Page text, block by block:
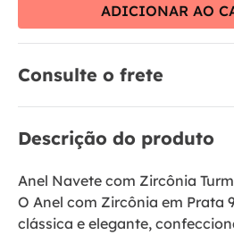
ADICIONAR AO
Consulte o frete
Descrição do produto
Anel Navete com Zircônia
O Anel com Zircônia em Prata
clássica e elegante,